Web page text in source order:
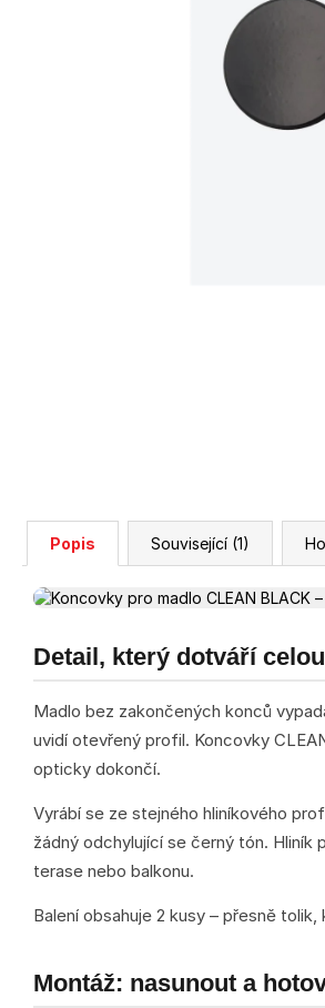
Popis Související (1)
Detail, který dotváří
Madlo bez zakončených konců
uvidí otevřený profil. Koncovky
opticky dokončí.
Vyrábí se ze stejného hliníkového
žádný odchylující se černý tón. Hliník
terase nebo balkonu.
Balení obsahuje 2 kusy – přesně
Montáž: nasunout a